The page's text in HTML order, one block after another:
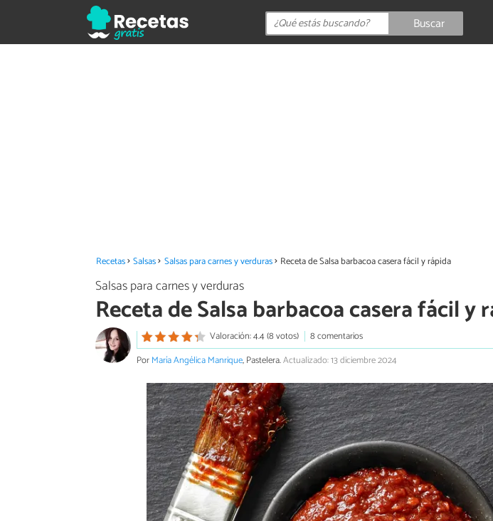
Buscar
Recetas Salsas Salsas para carnes y verduras Receta de Salsa barbacoa casera fácil y rápida
Salsas para carnes y verduras
Receta de Salsa barbacoa casera fácil y
Valoración: 4.4 (8 votos)
8 comentarios
PorMaría Angélica Manrique, Pastelera.Actualizado: 13 diciembre 2024